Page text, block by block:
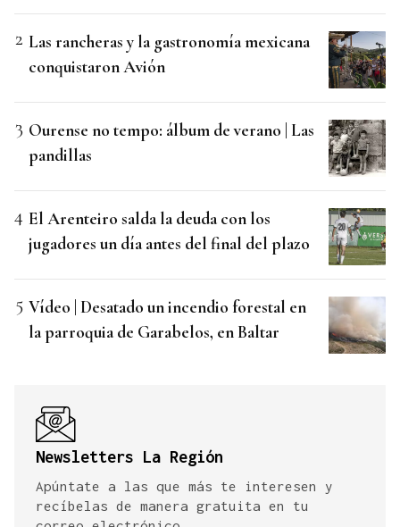
Las rancheras y la gastronomía mexicana
conquistaron Avión
Ourense no tempo: álbum de verano | Las
pandillas
El Arenteiro salda la deuda con los
jugadores un día antes del final del plazo
Vídeo | Desatado un incendio forestal en
la parroquia de Garabelos, en Baltar
Newsletters La Región
Apúntate a las que más te interesen y
recíbelas de manera gratuita en tu